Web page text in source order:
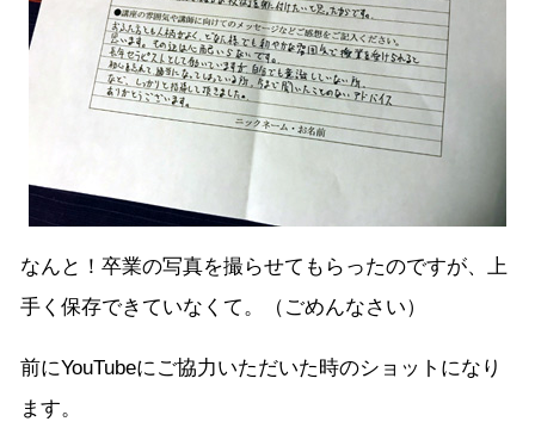
なんと！卒業の写真を撮らせてもらったのですが、上
手く保存できていなくて。（ごめんなさい）
前にYouTubeにご協力いただいた時のショットになり
ます。